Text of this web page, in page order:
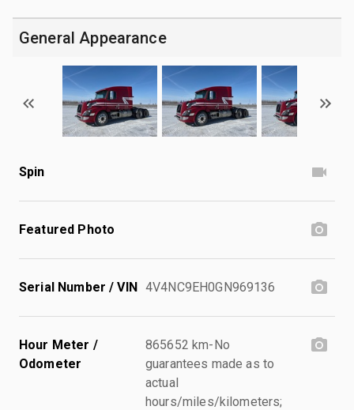
General Appearance
Spin
Featured Photo
Serial Number / VIN 4V4NC9EH0GN969136
Hour Meter /
Odometer
865652 km-No
guarantees made as to
actual
hours/miles/kilometers;